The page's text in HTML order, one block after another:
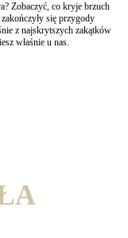
Zobaczyć, co kryje brzuch
się przygody
z najskrytszych zakątków
właśnie u nas.